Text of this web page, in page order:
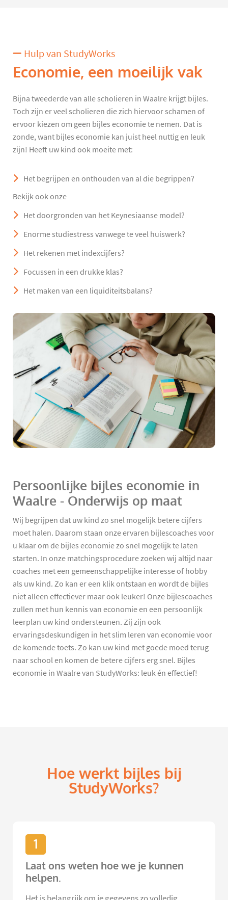
Hulp van StudyWorks
Economie, een moeilijk vak
Bijna tweederde van alle scholieren in Waalre krijgt bijles.
Toch zijn er veel scholieren die zich hiervoor schamen of
ervoor kiezen om geen bijles economie te nemen. Dat is
zonde, want bijles economie kan juist heel nuttig en leuk
zijn! Heeft uw kind ook moeite met:
Het begrijpen en onthouden van al die begrippen?
Bekijk ook onze
Het doorgronden van het Keynesiaanse model?
Enorme studiestress vanwege te veel huiswerk?
Het rekenen met indexcijfers?
Focussen in een drukke klas?
Het maken van een liquiditeitsbalans?
Persoonlijke bijles economie in
Waalre - Onderwijs op maat
Wij begrijpen dat uw kind zo snel mogelijk betere cijfers
moet halen. Daarom staan onze ervaren bijlescoaches voor
u klaar om de bijles economie zo snel mogelijk te laten
starten. In onze matchingsprocedure zoeken wij altijd naar
coaches met een gemeenschappelijke interesse of hobby
als uw kind. Zo kan er een klik ontstaan en wordt de bijles
niet alleen effectiever maar ook leuker! Onze bijlescoaches
zullen met hun kennis van economie en een persoonlijk
leerplan uw kind ondersteunen. Zij zijn ook
ervaringsdeskundigen in het slim leren van economie voor
de komende toets. Zo kan uw kind met goede moed terug
naar school en komen de betere cijfers erg snel. Bijles
economie in Waalre van StudyWorks: leuk én effectief!
Hoe werkt bijles bij
StudyWorks?
1
Laat ons weten hoe we je kunnen
helpen.